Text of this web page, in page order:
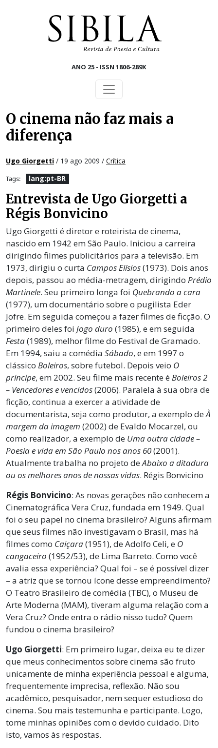
ANO 25 - ISSN 1806-289X
O cinema não faz mais a
diferença
Ugo Giorgetti / 19 ago 2009 / Crítica
Tags: lang:pt-BR
Entrevista de Ugo Giorgetti a
Régis Bonvicino
Ugo Giorgetti é diretor e roteirista de cinema,
nascido em 1942 em São Paulo. Iniciou a carreira
dirigindo filmes publicitários para a televisão. Em
1973, dirigiu o curta Campos Elísios(1973). Dois anos
depois, passou ao média-metragem, dirigindo Prédio
Martinele. Seu primeiro longa foi Quebrando a cara
(1977), um documentário sobre o pugilista Eder
Jofre. Em seguida começou a fazer filmes de ficção. O
primeiro deles foi Jogo duro (1985), e em seguida
Festa(1989), melhor filme do Festival de Gramado.
Em 1994, saiu a comédia Sábado, e em 1997 o
clássico Boleiros, sobre futebol. Depois veio O
príncipe, em 2002. Seu filme mais recente éBoleiros 2
– Vencedores e vencidos(2006). Paralela à sua obra de
ficção, continua a exercer a atividade de
documentarista, seja como produtor, a exemplo deÀ
margem da imagem (2002) de Evaldo Mocarzel, ou
como realizador, a exemplo de Uma outra cidade –
Poesia e vida em São Paulo nos anos 60(2001).
Atualmente trabalha no projeto deAbaixo a ditadura
ou os melhores anos de nossas vidas. Régis Bonvicino
Régis Bonvicino: As novas gerações não conhecem a
Cinematográfica Vera Cruz, fundada em 1949. Qual
foi o seu papel no cinema brasileiro? Alguns afirmam
que seus filmes não investigavam o Brasil, mas há
filmes como Caiçara(1951), de Adolfo Celi, e O
cangaceiro (1952/53), de Lima Barreto. Como você
avalia essa experiência? Qual foi – se é possível dizer
– a atriz que se tornou ícone desse empreendimento?
O Teatro Brasileiro de comédia (TBC), o Museu de
Arte Moderna (MAM), tiveram alguma relação com a
Vera Cruz? Onde entra o rádio nisso tudo? Quem
fundou o cinema brasileiro?
Ugo Giorgetti: Em primeiro lugar, deixa eu te dizer
que meus conhecimentos sobre cinema são fruto
unicamente de minha experiência pessoal e alguma,
frequentemente imprecisa, reflexão. Não sou
acadêmico, pesquisador, nem sequer estudioso do
cinema. Sou mais testemunha e participante. Logo,
tome minhas opiniões com o devido cuidado. Dito
isto, vamos às respostas.